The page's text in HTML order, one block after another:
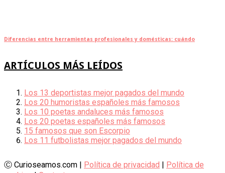
Diferencias entre herramientas profesionales y domésticas: cuándo
ARTÍCULOS MÁS LEÍDOS
Los 13 deportistas mejor pagados del mundo
Los 20 humoristas españoles más famosos
Los 10 poetas andaluces más famosos
Los 20 poetas españoles más famosos
15 famosos que son Escorpio
Los 11 futbolistas mejor pagados del mundo
Ⓒ Curioseamos.com | Política de privacidad | Política de